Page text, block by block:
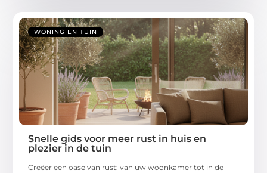
WONING EN TUIN
Snelle gids voor meer rust in huis en
plezier in de tuin
Creëer een oase van rust: van uw woonkamer tot in de